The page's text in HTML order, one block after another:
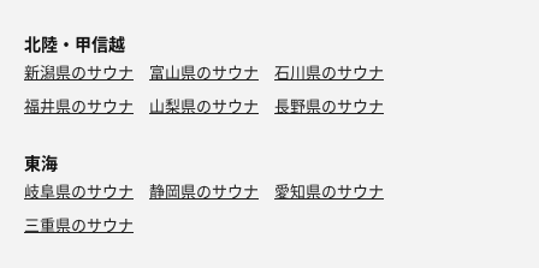
北陸・甲信越
新潟県のサウナ 富山県のサウナ
石川県のサウナ
福井県のサウナ
山梨県のサウナ 長野県のサウナ
東海
岐阜県のサウナ 静岡県のサウナ
愛知県のサウナ
三重県のサウナ